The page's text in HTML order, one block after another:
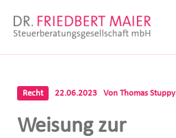
Inhalt
Recht 22.06.2023 Von Thomas Stuppy
Weisung zur